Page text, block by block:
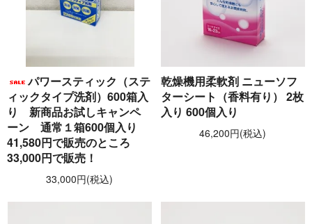
パワースティック（ステ
ィックタイプ洗剤）600箱入
り 新商品お試しキャンペ
ーン 通常１箱600個入り
41,580円で販売のところ
33,000円で販売！
33,000円(税込)
乾燥機用柔軟剤 ニューソフ
ターシート（香料有り） 2枚
入り 600個入り
46,200円(税込)